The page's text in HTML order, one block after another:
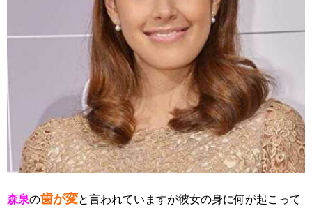
森泉の歯が変と言われていますが彼女の身に何が起こって